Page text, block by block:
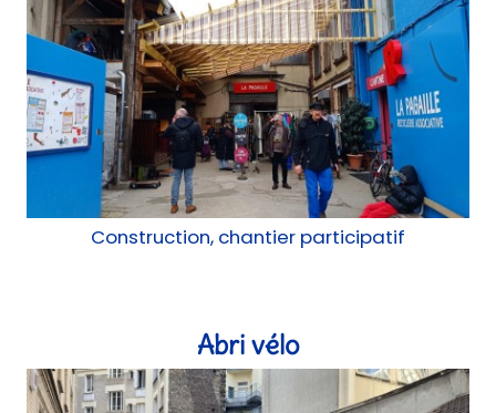
Construction, chantier participatif
Abri vélo